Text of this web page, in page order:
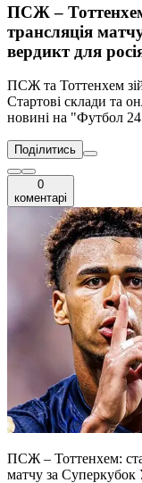
ПСЖ –
трансляція
вердикт для
ПСЖ та Тоттенхем
Стартові склади та
новині на "Футбол
Поділитись
0
коментарі
ПСЖ – Тоттенхем:
матчу за